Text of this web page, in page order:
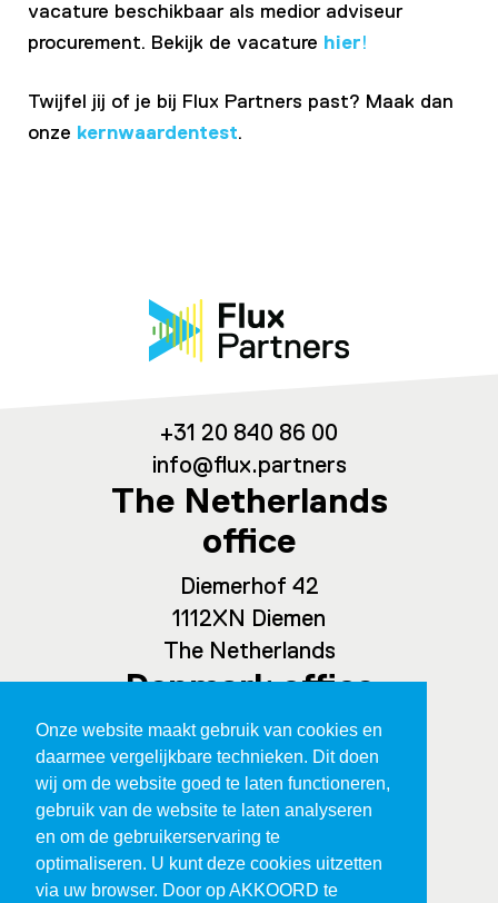
Onze website maakt gebruik van cookies en
daarmee vergelijkbare technieken. Dit doen
wij om de website goed te laten functioneren,
gebruik van de website te laten analyseren
en om de gebruikerservaring te
optimaliseren. U kunt deze cookies uitzetten
via uw browser. Door op AKKOORD te
vacature beschikbaar als medior adviseur
procurement. Bekijk de vacature hier!
Twijfel jij of je bij Flux Partners past? Maak dan
onze kernwaardentest.
+31 20 840 86 00
info@flux.partners
The Netherlands
office
Diemerhof 42
1112XN Diemen
The Netherlands
Denmark office
Spaces Ny Carlsberg Vej 80
1760 Copenhagen
Denmark